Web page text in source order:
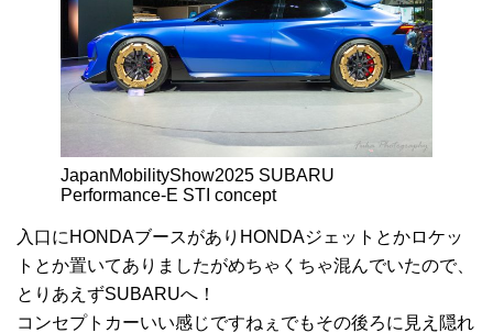
JapanMobilityShow2025 SUBARU
Performance-E STI concept
入口にHONDAブースがありHONDAジェットとかロケッ
トとか置いてありましたがめちゃくちゃ混んでいたので、
とりあえずSUBARUへ！
コンセプトカーいい感じですねぇでもその後ろに見え隠れ